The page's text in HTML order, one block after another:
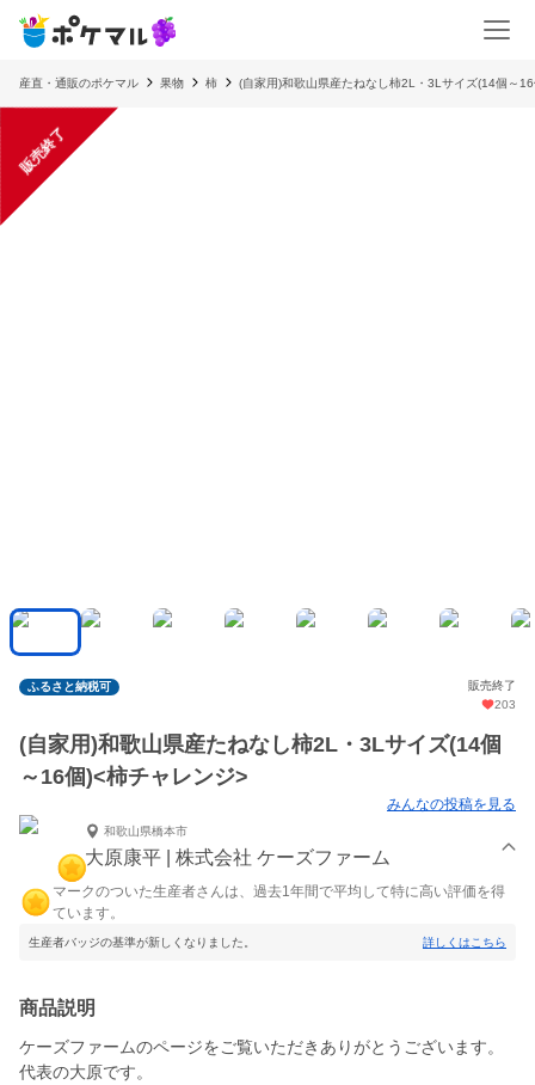
産直・通販のポケマル 果物 柿 (自家用)和歌山県産たねなし柿2L・3Lサイズ(14個～
販売終了
ふるさと納税可
販売終了
203
(自家用)和歌山県産たねなし柿2L・3Lサイズ(14個
～16個)<柿チャレンジ>
みんなの投稿を見る
和歌山県橋本市
大原康平 | 株式会社 ケーズファーム
マークのついた生産者さんは、過去1年間で平均して特に高い評価を得
ています。
生産者バッジの基準が新しくなりました。 詳しくはこちら
商品説明
ケーズファームのページをご覧いただきありがとうございます。
代表の大原です。